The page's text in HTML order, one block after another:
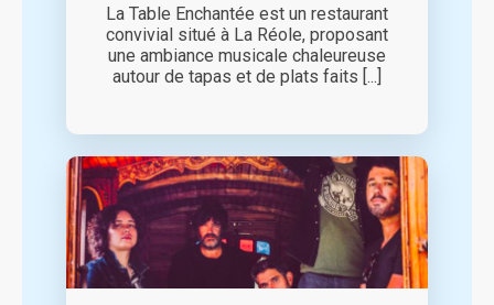
La Table Enchantée est un restaurant
convivial situé à La Réole, proposant
une ambiance musicale chaleureuse
autour de tapas et de plats faits [...]